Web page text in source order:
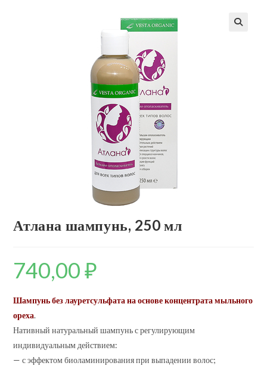
Атлана шампунь, 250 мл
740,00₽
Шампунь без лауретсульфата на основе концентрата мыльного
ореха.
Нативный натуральный шампунь с регулирующим
индивидуальным действием:
— с эффектом биоламинирования при выпадении волос;